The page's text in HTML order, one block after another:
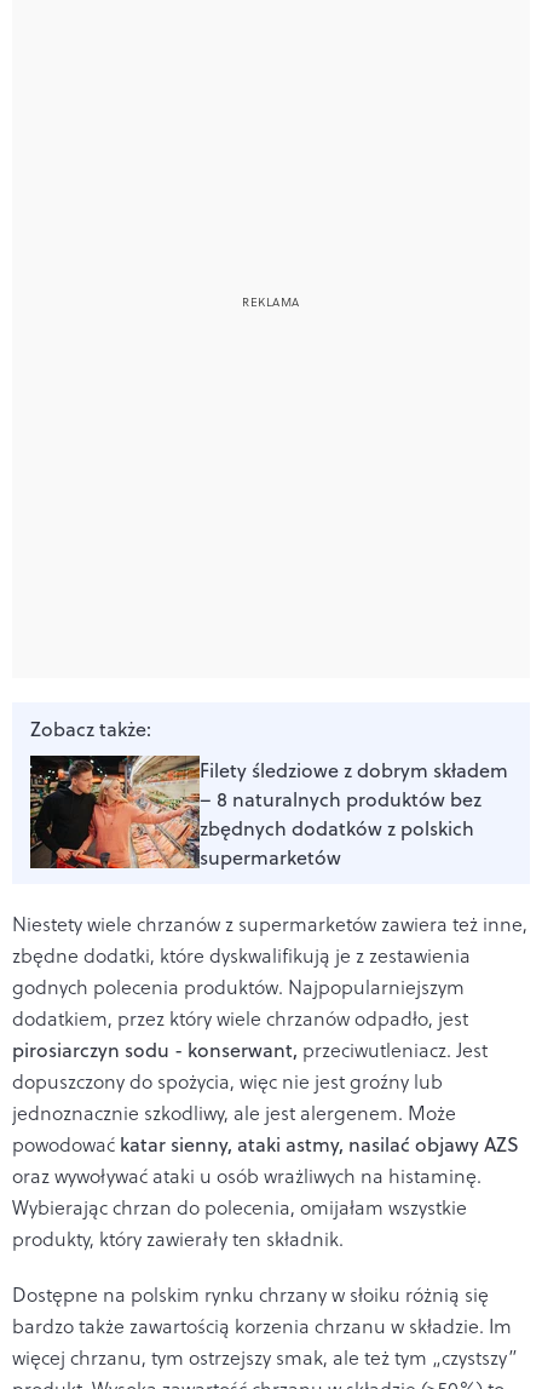
Zobacz także:
Filety śledziowe z dobrym składem
– 8 naturalnych produktów bez
zbędnych dodatków z polskich
supermarketów
Niestety wiele chrzanów z supermarketów zawiera też inne,
zbędne dodatki, które dyskwalifikują je z zestawienia
godnych polecenia produktów. Najpopularniejszym
dodatkiem, przez który wiele chrzanów odpadło, jest
pirosiarczyn sodu - konserwant, przeciwutleniacz. Jest
dopuszczony do spożycia, więc nie jest groźny lub
jednoznacznie szkodliwy, ale jest alergenem. Może
powodować katar sienny, ataki astmy, nasilać objawy AZS
oraz wywoływać ataki u osób wrażliwych na histaminę.
Wybierając chrzan do polecenia, omijałam wszystkie
produkty, który zawierały ten składnik.
Dostępne na polskim rynku chrzany w słoiku różnią się
bardzo także zawartością korzenia chrzanu w składzie. Im
więcej chrzanu, tym ostrzejszy smak, ale też tym „czystszy”